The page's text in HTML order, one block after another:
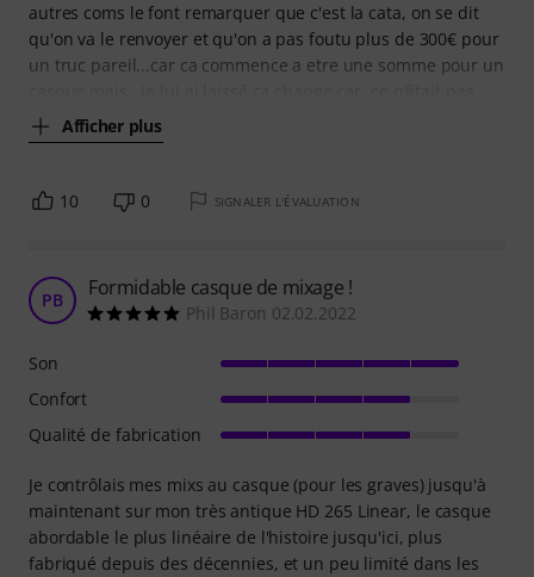
autres coms le font remarquer que c'est la cata, on se dit
qu'on va le renvoyer et qu'on a pas foutu plus de 300€ pour
un truc pareil...car ca commence a etre une somme pour un
Afficher plus
10 0 SIGNALER L'ÉVALUATION
PB Formidable casque de mixage !
Phil Baron 02.02.2022
Je contrôlais mes mixs au casque (pour les graves) jusqu'à
maintenant sur mon très antique HD 265 Linear, le casque
abordable le plus linéaire de l'histoire jusqu'ici, plus
fabriqué depuis des décennies, et un peu limité dans les
Son
Confort
Qualité de fabrication